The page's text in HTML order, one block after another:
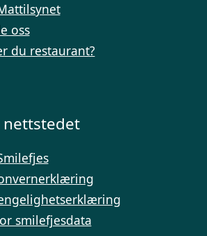
oss
du restaurant?
nettstedet
smilefjesdata